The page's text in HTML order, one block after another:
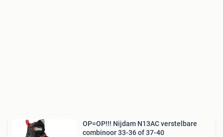
OP=OP!!! Nijdam N13AC verstelbare
combinoor 33-36 of 37-40